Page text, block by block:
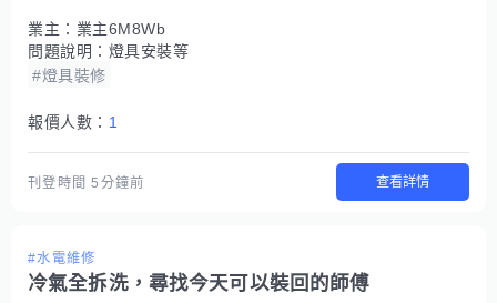
業主： 業主6M8Wb
問題說明： 燈具安裝等
#燈具裝修
報價人數： 1
刊登時間5分鐘前 查看詳情
#水電維修
冷氣全拆洗，尋找今天可以裝回的師傅